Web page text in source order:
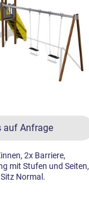
auf Anfrage
2x Barriere,
mit Stufen und Seiten,
Normal.